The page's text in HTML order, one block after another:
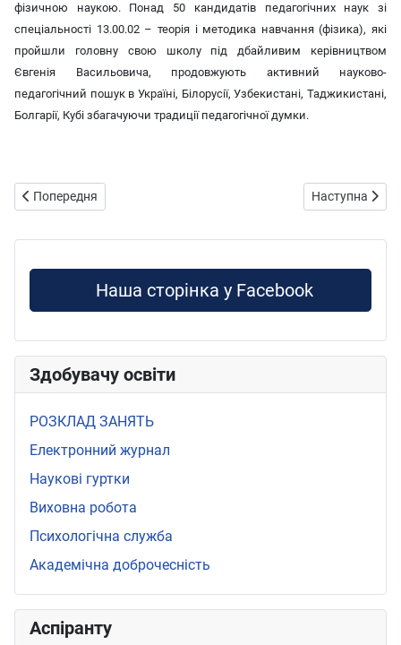
фізичною наукою. Понад 50 кандидатів педагогічних наук зі
спеціальності 13.00.02 – теорія і методика навчання (фізика), які
пройшли головну свою школу під дбайливим керівництвом
Євгенія Васильовича, продовжують активний науково-
педагогічний пошук в Україні, Білорусії, Узбекистані, Таджикистані,
Болгарії, Кубі збагачуючи традиції педагогічної думки.
Попередня стаття: Вітаємо Дещенка О.М.
Попередня Наступна
Наступна
Наша сторінка у Facebook
Здобувачу освіти
РОЗКЛАД ЗАНЯТЬ
Електронний журнал
Наукові гуртки
Виховна робота
Психологічна служба
Академічна доброчесність
Аспіранту